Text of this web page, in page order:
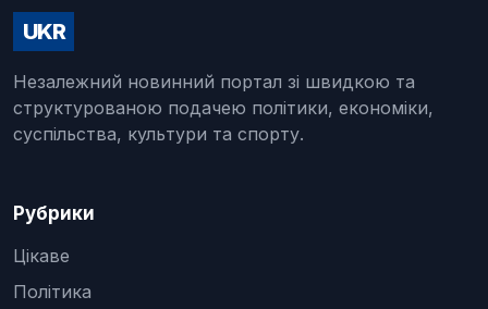
UKR
Незалежний новинний портал зі швидкою та
структурованою подачею політики, економіки,
суспільства, культури та спорту.
Рубрики
Цікаве
Політика